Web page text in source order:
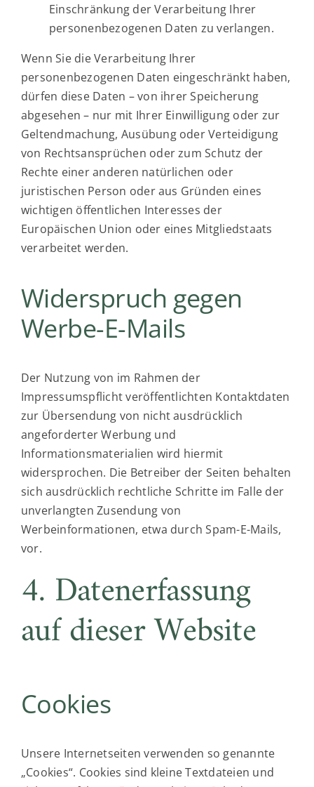
Einschränkung der Verarbeitung Ihrer
personenbezogenen Daten zu verlangen.
Wenn Sie die Verarbeitung Ihrer
personenbezogenen Daten eingeschränkt haben,
dürfen diese Daten – von ihrer Speicherung
abgesehen – nur mit Ihrer Einwilligung oder zur
Geltendmachung, Ausübung oder Verteidigung
von Rechtsansprüchen oder zum Schutz der
Rechte einer anderen natürlichen oder
juristischen Person oder aus Gründen eines
wichtigen öffentlichen Interesses der
Europäischen Union oder eines Mitgliedstaats
verarbeitet werden.
Widerspruch gegen
Werbe-E-Mails
Der Nutzung von im Rahmen der
Impressumspflicht veröffentlichten Kontaktdaten
zur Übersendung von nicht ausdrücklich
angeforderter Werbung und
Informationsmaterialien wird hiermit
widersprochen. Die Betreiber der Seiten behalten
sich ausdrücklich rechtliche Schritte im Falle der
unverlangten Zusendung von
Werbeinformationen, etwa durch Spam-E-Mails,
vor.
4. Datenerfassung
auf dieser Website
Cookies
Unsere Internetseiten verwenden so genannte
„Cookies“. Cookies sind kleine Textdateien und